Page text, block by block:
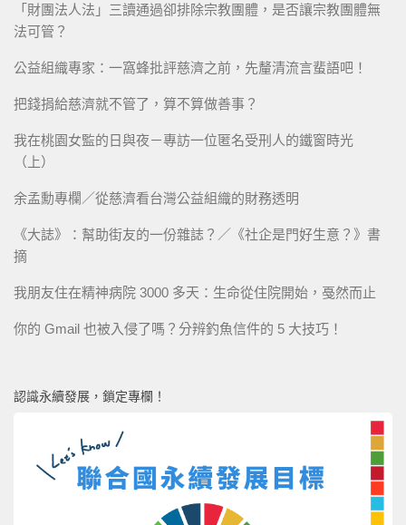
「財團法人法」三讀通過卻排除宗教團體，是否讓宗教團體無
法可管？
公益組織專家：一窩蜂批評慈濟之前，先釐清流言蜚語吧！
把錢捐給慈濟就不管了，算不算做善事？
我在桃園女監的日與夜－專訪一位匿名受刑人的鐵窗時光
（上）
余孟勳專欄／從慈濟看台灣公益組織的財務透明
《大誌》：幫助街友的一份雜誌？／《社企是門好生意？》書
摘
我朋友住在精神病院 3000 多天：生命從住院開始，戞然而止
你的 Gmail 也被入侵了嗎？分辨釣魚信件的 5 大技巧！
認識永續發展，鎖定專欄！